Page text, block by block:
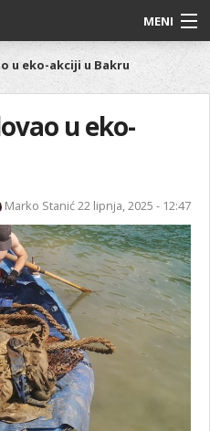
MENI
u eko-akciji u Bakru
u eko-
Marko Stanić22 lipnja, 2025 - 12:47